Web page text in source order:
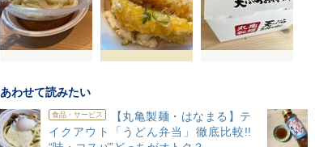
あわせて読みたい
食品・サービス
【丸亀製麺・はなまる】テ
イクアウト「うどん弁当」徹底比較!!